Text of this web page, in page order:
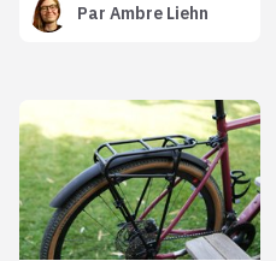
Par Ambre Liehn